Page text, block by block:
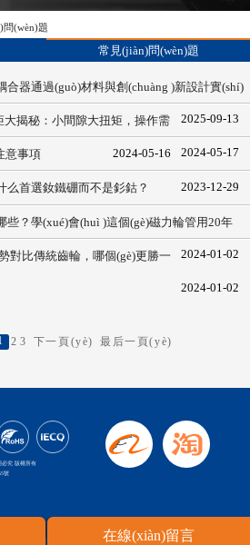
問(wèn)題
常見(jiàn)問(wèn)題
合器通過(guò)材料與創(chuàng )新設計實(shí)
2025-09-13
揭秘：小間隙大扭矩，操作需
2024-05-17
意事項 2024-05-16
選釹鐵硼而不是釤鈷？ 2023-12-29
？學(xué)會(huì )這個(gè)磁力輪管用20年
2024-01-02
對比傳統齒輪，哪個(gè)更勝一
2024-01-02
2 3 下一頁(yè) 最后一頁(yè)
必究 版權所有
號
在線(xiàn)留言